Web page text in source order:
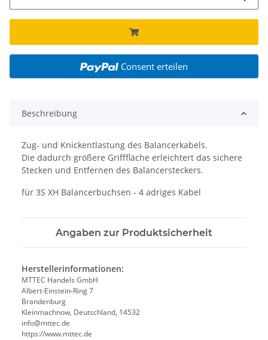
Consent erteilen
Beschreibung
Zug- und Knickentlastung des Balancerkabels.
Die dadurch größere Grifffläche erleichtert das sichere
Stecken und Entfernen des Balancersteckers.
für 3S XH Balancerbuchsen - 4 adriges Kabel
Angaben zur Produktsicherheit
Herstellerinformationen:
MTTEC Handels GmbH
Albert-Einstein-Ring 7
Brandenburg
Kleinmachnow, Deutschland, 14532
info@mttec.de
https://www.mttec.de